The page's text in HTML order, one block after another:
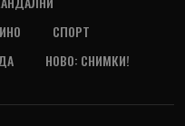
СПОРТ
НОВО: СНИМКИ!